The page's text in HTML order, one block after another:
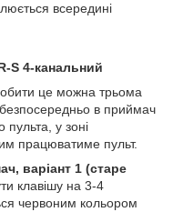
всередині
S 4-канальний
це можна трьома
в приймач
пульта, у зоні
працюватиме пульт.
варіант 1 (старе
клавішу на 3-4
червоним кольором